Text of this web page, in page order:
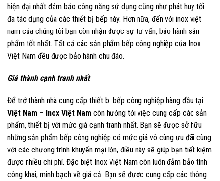
hiện đại nhất đảm bảo công năng sử dụng cũng như phát huy tối
đa tác dụng của các thiết bị bếp này. Hơn nữa, đến với inox việt
nam của chúng tôi bạn còn nhận được sự tư vấn, bảo hành sản
phẩm tốt nhất. Tất cả các sản phẩm bếp công nghiệp của Inox
Việt Nam đều được bảo hành chu đáo.
Giá thành cạnh tranh nhất
Để trở thành nhà cung cấp thiết bị bếp công nghiệp hàng đầu tại
Việt Nam – Inox Việt Nam còn hướng tới việc cung cấp các sản
phẩm, thiết bị với mức giá cạnh tranh nhất. Bạn sẽ được sở hữu
những sản phẩm bếp công nghiệp có mức giá vô cùng ưu đãi cùng
với các chương trình khuyến mại lớn, điều này sẽ giúp bạn tiết kiệm
được nhiều chi phí. Đặc biệt Inox Việt Nam còn luôn đảm bảo tính
công khai, minh bạch về giá cả. Bạn sẽ được cung cấp các thông